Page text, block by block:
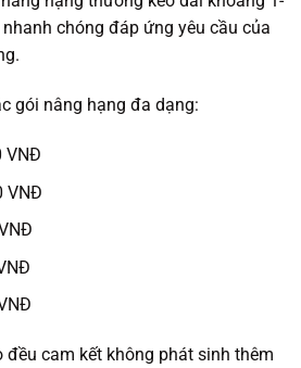
chóng đáp ứng yêu cầu của
gói nâng hạng đa dạng:
VNĐ
VNĐ
cam kết không phát sinh thêm